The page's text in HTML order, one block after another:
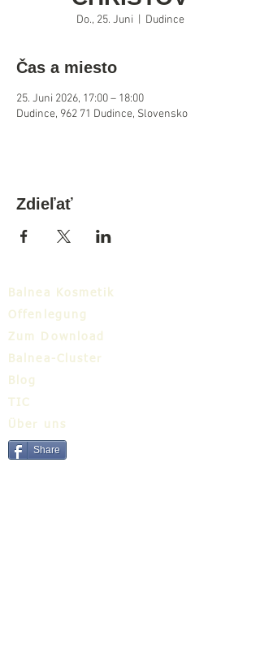
Do., 25. Juni Dudince
Čas a miesto
25. Juni 2026, 17:00 – 18:00
Dudince, 962 71 Dudince, Slovensko
Zdieľať
Balnea Kosmetik
Offenlegung
Zum Download
Balnea-Cluster
Blog
TIC
Über uns
Share